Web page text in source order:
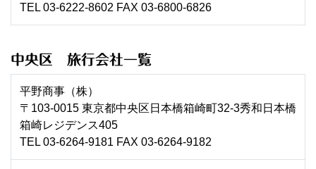
TEL 03-6222-8602 FAX 03-6800-6826
中央区 旅行会社一覧
平野商事（株）
〒103-0015 東京都中央区日本橋箱崎町32-3秀和日本橋
箱崎レジデンス405
TEL 03-6264-9181 FAX 03-6264-9182